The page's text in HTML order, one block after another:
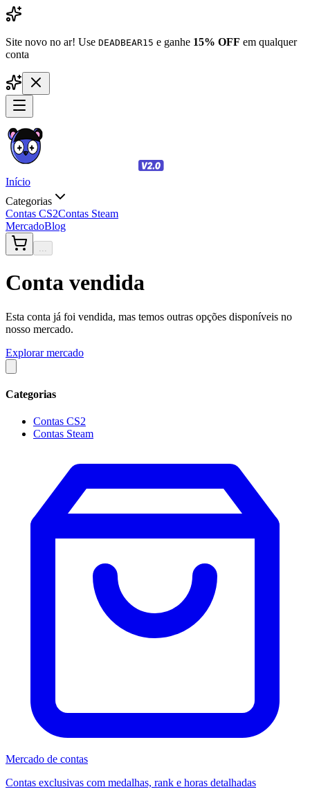
Site novo no ar! Use DEADBEAR15 e ganhe 15% OFF em qualquer
conta
Início
Categorias
Contas CS2Contas Steam
MercadoBlog
...
Conta vendida
Esta conta já foi vendida, mas temos outras opções disponíveis no
nosso mercado.
Explorar mercado
Categorias
Contas CS2
Contas Steam
Mercado de contas
Contas exclusivas com medalhas, rank e horas detalhadas